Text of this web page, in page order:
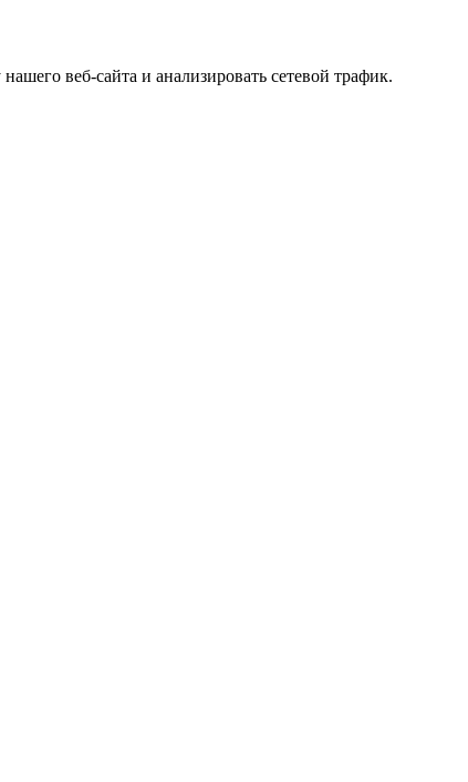
веб-сайта и анализировать сетевой трафик.